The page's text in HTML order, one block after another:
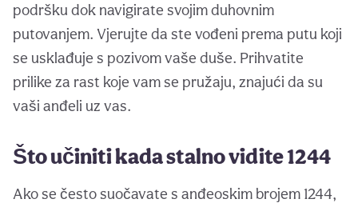
podršku dok navigirate svojim duhovnim
putovanjem. Vjerujte da ste vođeni prema putu koji
se usklađuje s pozivom vaše duše. Prihvatite
prilike za rast koje vam se pružaju, znajući da su
vaši anđeli uz vas.
Što učiniti kada stalno vidite 1244
Ako se često suočavate s anđeoskim brojem 1244,